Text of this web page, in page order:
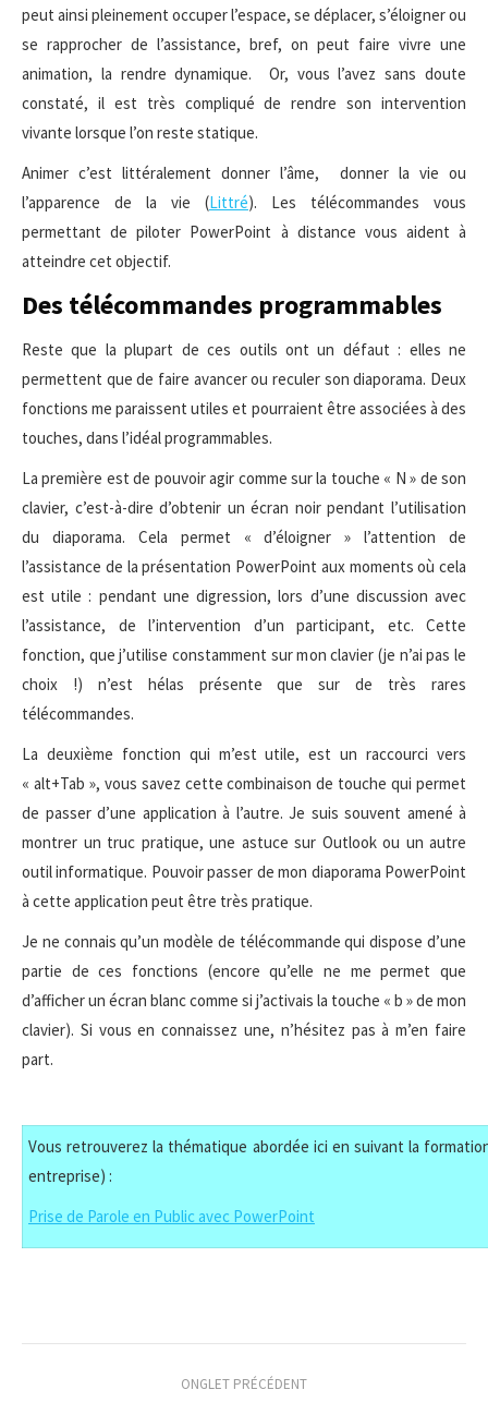
peut ainsi pleinement occuper l’espace, se déplacer, s’éloigner ou
se rapprocher de l’assistance, bref, on peut faire vivre une
animation, la rendre dynamique. Or, vous l’avez sans doute
constaté, il est très compliqué de rendre son intervention
vivante lorsque l’on reste statique.
Animer c’est littéralement donner l’âme, donner la vie ou
l’apparence de la vie (Littré). Les télécommandes vous
permettant de piloter PowerPoint à distance vous aident à
atteindre cet objectif.
Des télécommandes programmables
Reste que la plupart de ces outils ont un défaut : elles ne
permettent que de faire avancer ou reculer son diaporama. Deux
fonctions me paraissent utiles et pourraient être associées à des
touches, dans l’idéal programmables.
La première est de pouvoir agir comme sur la touche « N » de son
clavier, c’est-à-dire d’obtenir un écran noir pendant l’utilisation
du diaporama. Cela permet « d’éloigner » l’attention de
l’assistance de la présentation PowerPoint aux moments où cela
est utile : pendant une digression, lors d’une discussion avec
l’assistance, de l’intervention d’un participant, etc. Cette
fonction, que j’utilise constamment sur mon clavier (je n’ai pas le
choix !) n’est hélas présente que sur de très rares
télécommandes.
La deuxième fonction qui m’est utile, est un raccourci vers
« alt+Tab », vous savez cette combinaison de touche qui permet
de passer d’une application à l’autre. Je suis souvent amené à
montrer un truc pratique, une astuce sur Outlook ou un autre
outil informatique. Pouvoir passer de mon diaporama PowerPoint
à cette application peut être très pratique.
Je ne connais qu’un modèle de télécommande qui dispose d’une
partie de ces fonctions (encore qu’elle ne me permet que
d’afficher un écran blanc comme si j’activais la touche « b » de mon
clavier). Si vous en connaissez une, n’hésitez pas à m’en faire
part.
Vous retrouverez la thématique abordée ici en suivant la
entreprise) :
Prise de Parole en Public avec PowerPoint
ONGLET PRÉCÉDENT